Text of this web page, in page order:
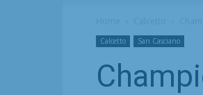
Calcetto San Casciano